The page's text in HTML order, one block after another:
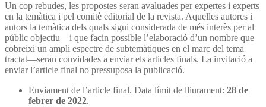
Un cop rebudes, les propostes seran avaluades per expertes i experts
en la temàtica i pel comitè editorial de la revista. Aquelles autores i
autors la temàtica dels quals sigui considerada de més interès per al
públic objectiu—i que facin possible l’elaboració d’un nombre que
cobreixi un ampli espectre de subtemàtiques en el marc del tema
tractat—seran convidades a enviar els articles finals. La invitació a
enviar l’article final no pressuposa la publicació.
Enviament de l’article final. Data límit de lliurament: 28 de
febrer de 2022.